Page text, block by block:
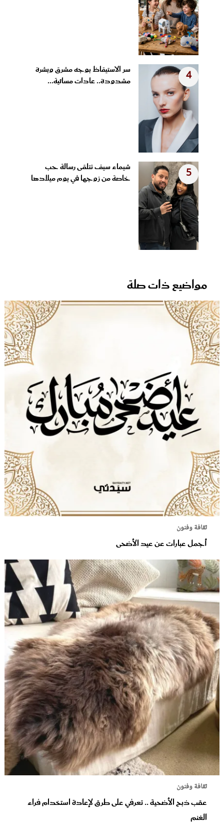
4
سر الاستيقاظ بوجه مشرق وبشرة
مشدودة.. عادات مسائية...
5
شيماء سيف تتلقى رسالة حب
خاصة من زوجها في يوم ميلادها
مواضيع ذات صلة
ثقافة وفنون
أجمل عبارات عن عيد الأضحى
ثقافة وفنون
عقب ذبح الأضحية .. تعرفي على طرق لإعادة استخدام فراء
الغنم